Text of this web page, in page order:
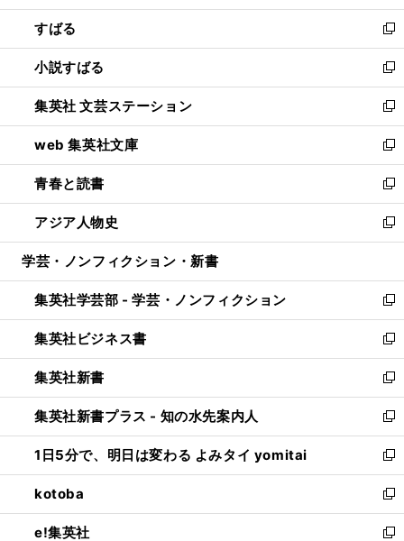
開
く
ウ
で
開
く
ン
ド
ウ
で
開
く
すばる
新
し
い
ウ
ィ
ン
ド
ウ
で
開
く
小説すばる
新
し
い
ウ
ィ
ン
ド
ウ
で
開
集英社 文芸ステーション
新
し
い
ウ
ィ
ン
ド
ウ
開
く
web 集英社文庫
新
し
い
ウ
ィ
ン
ウ
で
開
く
青春と読書
新
し
い
ウ
ン
ド
ウ
で
開
く
アジア人物史
新
し
ウ
ィ
ン
ド
ウ
で
開
く
学芸・ノンフィクション・新書
集英社学芸部 - 学芸・ノンフィクション
新
し
い
ウ
ィ
ン
ド
ウ
で
開
く
集英社ビジネス書
新
し
い
ウ
ィ
ン
ド
ウ
で
開
く
集英社新書
新
し
い
ウ
ィ
ン
ド
ウ
で
集英社新書プラス - 知の水先案内人
新
し
い
ウ
ィ
ン
ド
1日5分で、明日は変わる よみタイ yomitai
新
し
い
ウ
ィ
kotoba
新
し
い
e!集英社
新